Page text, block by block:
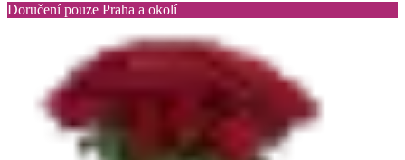
Doručení pouze Praha a okolí